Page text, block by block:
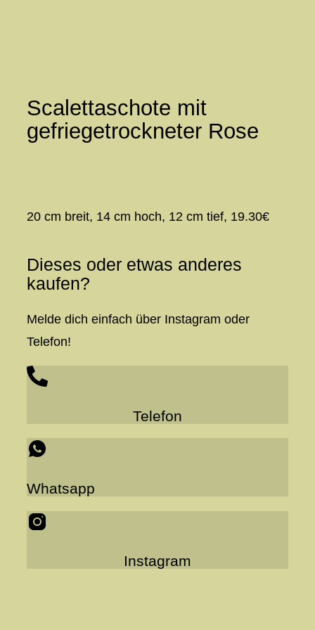
Scalettaschote mit
gefriegetrockneter Rose
20 cm breit, 14 cm hoch, 12 cm tief, 19.30€
Dieses oder etwas anderes
kaufen?
Melde dich einfach über Instagram oder
Telefon!
Telefon
Whatsapp
Instagram